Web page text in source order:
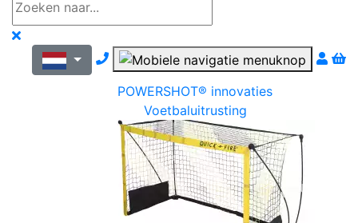
Nous contacter par téléphone
POWERSHOT® innovaties
Voetbaluitrusting